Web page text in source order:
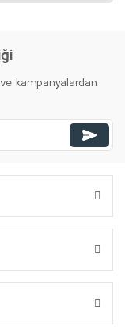
kampanyalardan